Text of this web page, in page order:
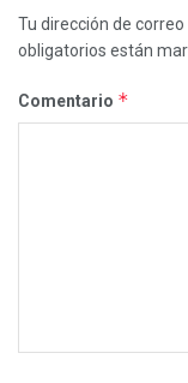
Tu dirección de
obligatorios están
Comentario *